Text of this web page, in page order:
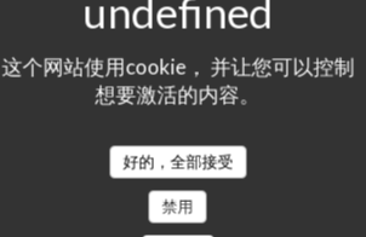
这个网站使用cookie， 并让您可以控制
想要激活的内容。
好的，全部接受
禁用